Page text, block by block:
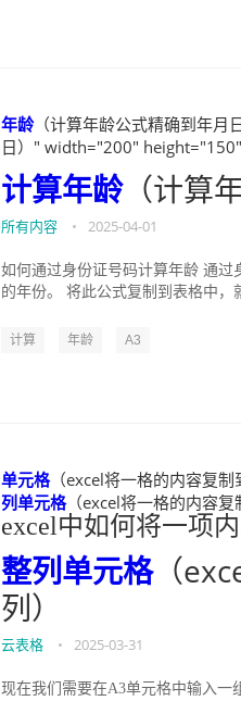
年龄（计算年龄公式精确到年月
日）" width="200"
计算年龄（计算
所有内容 • 2025-04-01
如何通过身份证号码计算年龄 通过
的年份。 将此公式复制到表格中
计算 年龄 A3
单元格（excel将一格的内容复
列单元格（excel将一格的内容
excel中如何将一项
整列单元格（
列）
云表格 • 2025-03-31
现在我们需要在A3单元格中输入一